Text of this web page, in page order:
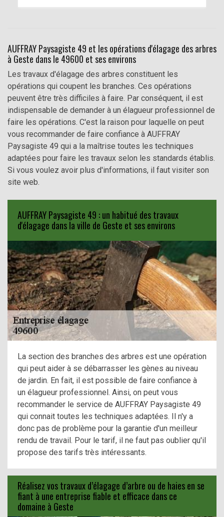
AUFFRAY Paysagiste 49 et les opérations d'élagage des arbres
à Geste dans le 49600 et ses environs
Les travaux d'élagage des arbres constituent les
opérations qui coupent les branches. Ces opérations
peuvent être très difficiles à faire. Par conséquent, il est
indispensable de demander à un élagueur professionnel de
faire les opérations. C'est la raison pour laquelle on peut
vous recommander de faire confiance à AUFFRAY
Paysagiste 49 qui a la maîtrise toutes les techniques
adaptées pour faire les travaux selon les standards établis.
Si vous voulez avoir plus d'informations, il faut visiter son
site web.
AUFFRAY Paysagiste 49 : un habitué des travaux
d'élagage dans la ville de Geste et ses environs
La section des branches des arbres est une opération
qui peut aider à se débarrasser les gènes au niveau
de jardin. En fait, il est possible de faire confiance à
un élagueur professionnel. Ainsi, on peut vous
recommander le service de AUFFRAY Paysagiste 49
qui connait toutes les techniques adaptées. Il n'y a
donc pas de problème pour la garantie d'un meilleur
rendu de travail. Pour le tarif, il ne faut pas oublier qu'il
propose des tarifs très intéressants.
Réalisez vos travaux d’élagage d’arbre ou de haies en se
fiant à une entreprise fiable et efficace dans ce
domaine à Geste